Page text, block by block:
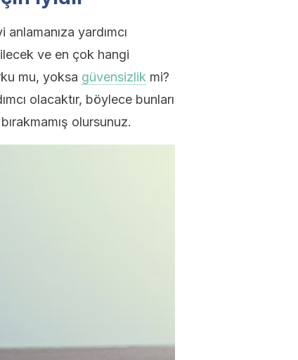
yardımcı
ve en çok hangi
mu, yoksa güvensizlik mi?
olacaktır, böylece bunları
olursunuz.